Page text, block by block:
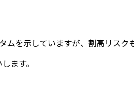
を示していますが、割高リスク
ます。